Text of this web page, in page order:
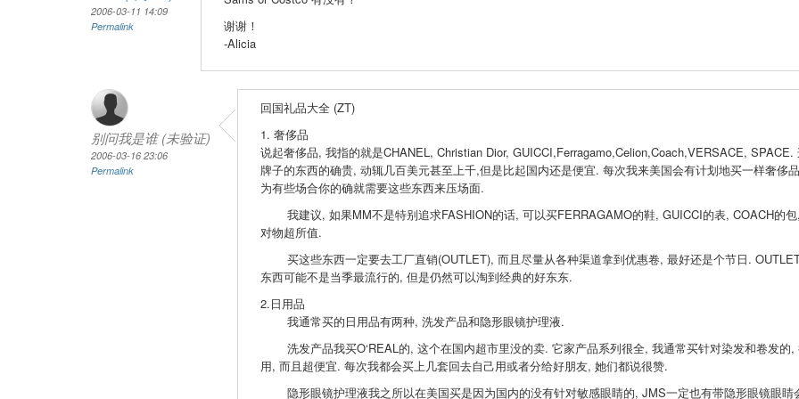
2006-03-11 14:09
Permalink
谢谢！
-Alicia
别问我是谁 (未验证)
2006-03-16 23:06
Permalink
回国礼品大全 (ZT)
1. 奢侈品
说起奢侈品, 我指的就是CHANEL, Christian Dior, GUICCI,Ferragamo,Celion,Coach,VERSACE, SPACE.
牌子的东西的确贵, 动辄几百美元甚至上千,但是比起国内还是便宜. 每次我来美国会有计划地买一样奢侈
为有些场合你的确就需要这些东西来压场面.
我建议, 如果MM不是特别追求FASHION的话, 可以买FERRAGAMO的鞋, GUICCI的表, COACH的
对物超所值.
买这些东西一定要去工厂直销(OUTLET), 而且尽量从各种渠道拿到优惠卷, 最好还是个节日.
东西可能不是当季最流行的, 但是仍然可以淘到经典的好东东.
2.日用品
我通常买的日用品有两种, 洗发产品和隐形眼镜护理液.
洗发产品我买O‘REAL的, 这个在国内超市里没的卖. 它家产品系列很全, 我通常买针对染发和卷发的,
用, 而且超便宜. 每次我都会买上几套回去自己用或者分给好朋友, 她们都说很赞.
隐形眼镜护理液我之所以在美国买是因为国内的没有针对敏感眼睛的, JMS一定也有带隐形眼镜眼睛